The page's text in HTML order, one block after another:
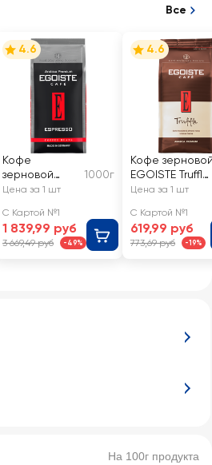
На 100г продукта
Все
4.6
Кофе
зерновой
EGOISTE
1000г
Цена за 1 шт
С Картой №1
1 839,99 руб
3 669,49 руб -49%
4.6
Кофе
EGOISTE Truffle
Crema
Цена за 1 шт
С Картой №1
619,99 руб
773,69 руб -19%